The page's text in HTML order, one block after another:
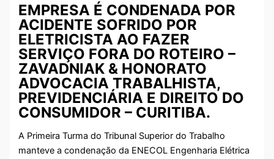
EMPRESA É CONDENADA POR
ACIDENTE SOFRIDO POR
ELETRICISTA AO FAZER
SERVIÇO FORA DO ROTEIRO –
ZAVADNIAK & HONORATO
ADVOCACIA TRABALHISTA,
PREVIDENCIÁRIA E DIREITO DO
CONSUMIDOR – CURITIBA.
A Primeira Turma do Tribunal Superior do Trabalho
manteve a condenação da ENECOL Engenharia Elétrica